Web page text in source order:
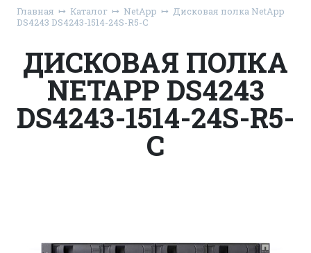
Главная Каталог NetApp
Дисковая полка NetApp
DS4243 DS4243-1514-24S-R5-C
ДИСКОВАЯ ПОЛКА
NETAPP DS4243
DS4243-1514-24S-R5-
C